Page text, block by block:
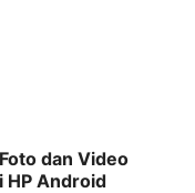
dan Video
HP Android